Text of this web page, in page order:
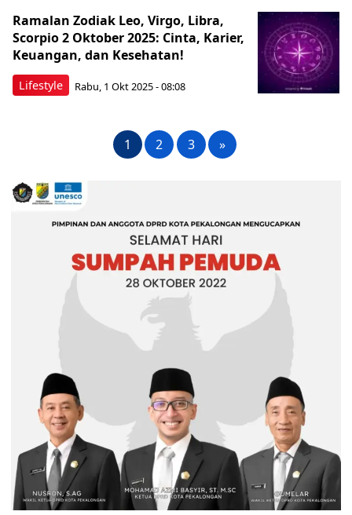
Lifestyle
Ramalan Zodiak Leo, Virgo, Libra,
Scorpio 2 Oktober 2025: Cinta, Karier,
Keuangan, dan Kesehatan!
Rabu, 1 Okt 2025 - 08:08
1 2 3 »